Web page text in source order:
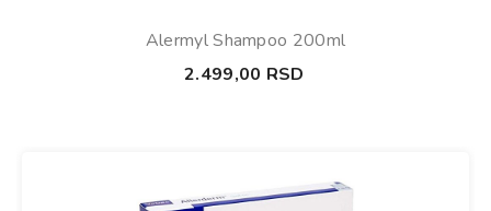
Alermyl Shampoo 200ml
2.499,00 RSD